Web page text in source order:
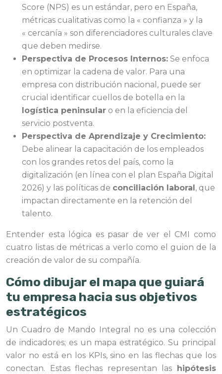
Score (NPS) es un estándar, pero en España,
métricas cualitativas como la « confianza » y la
« cercanía » son diferenciadores culturales clave
que deben medirse.
Perspectiva de Procesos Internos: Se enfoca
en optimizar la cadena de valor. Para una
empresa con distribución nacional, puede ser
crucial identificar cuellos de botella en la
logística peninsular o en la eficiencia del
servicio postventa.
Perspectiva de Aprendizaje y Crecimiento:
Debe alinear la capacitación de los empleados
con los grandes retos del país, como la
digitalización (en línea con el plan España Digital
2026) y las políticas de conciliación laboral , que
impactan directamente en la retención del
talento.
Entender esta lógica es pasar de ver el CMI como
cuatro listas de métricas a verlo como el guion de la
creación de valor de su compañía.
Cómo dibujar el mapa que guiará
tu empresa hacia sus objetivos
estratégicos
Un Cuadro de Mando Integral no es una colección
de indicadores; es un mapa estratégico. Su principal
valor no está en los KPIs, sino en las flechas que los
conectan. Estas flechas representan las
hipótesis